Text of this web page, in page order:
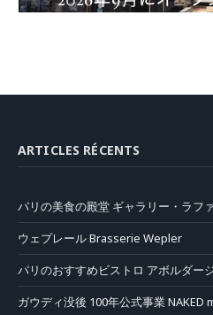
ARTICLES RÉCENTS
パリの美食の殿堂 ギャラリー・ラフ
ウェプレール Brasserie Wepler
パリのおすすめビストロ アボルダー
ガウディ没後 100年公式事業 NAKED